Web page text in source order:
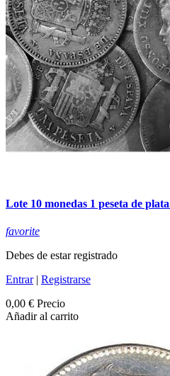
Lote 10 monedas 1 peseta de
favorite
Debes de estar registrado
Entrar| Registrarse
0,00 € Precio
Añadir al carrito